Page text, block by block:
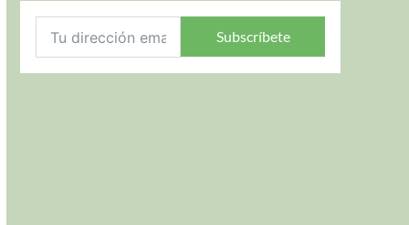
Subscríbete